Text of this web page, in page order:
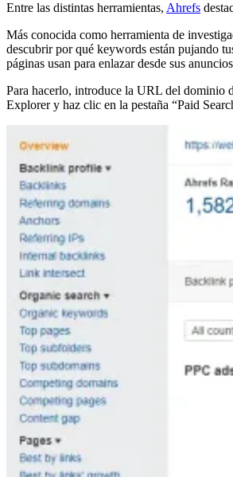
Entre las distintas herramientas, Ahrefs
Más conocida como herramienta de
descubrir por qué keywords están pujando
páginas usan para enlazar desde sus
Para hacerlo, introduce la URL del dominio
Explorer y haz clic en la pestaña “Paid